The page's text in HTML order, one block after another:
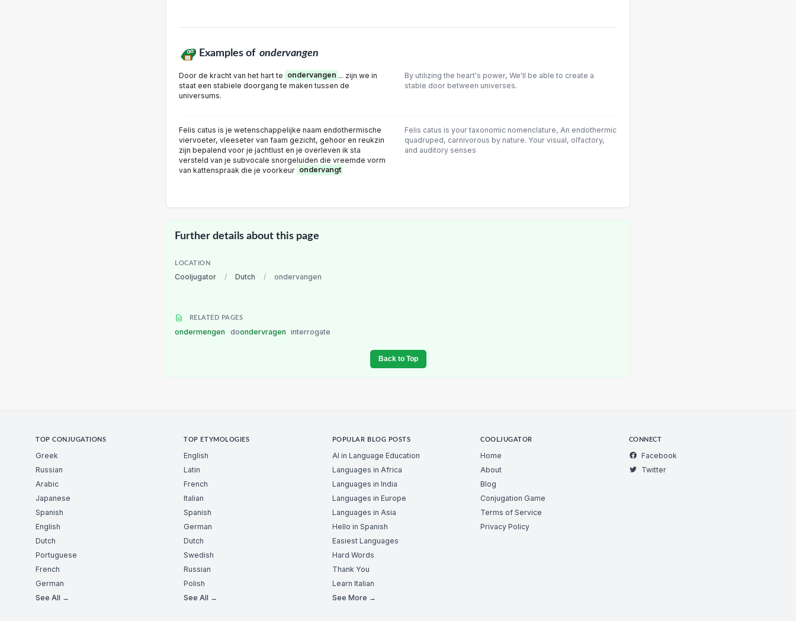
Examples of ondervangen
Door de kracht van het hart te ondervangen ... zijn we in
staat een stabiele doorgang te maken tussen de
universums.
By utilizing the heart's power, We'll be able to create a
stable door between universes.
Felis catus is je wetenschappelijke naam endothermische
viervoeter, vleeseter van faam gezicht, gehoor en reukzin
zijn bepalend voor je jachtlust en je overleven ik sta
versteld van je subvocale snorgeluiden die vreemde vorm
van kattenspraak die je voorkeur ondervangt
Felis catus is your taxonomic nomenclature, An endothermic
quadruped, carnivorous by nature. Your visual, olfactory,
and auditory senses
Further details about this page
LOCATION
Cooljugator / Dutch / ondervangen
RELATED PAGES
ondermengen doondervragen interrogate
Back to Top
TOP CONJUGATIONS
Greek
Russian
Arabic
Japanese
Spanish
English
Dutch
Portuguese
French
German
See All →
TOP ETYMOLOGIES
English
Latin
French
Italian
Spanish
German
Dutch
Swedish
Russian
Polish
See All →
POPULAR BLOG POSTS
AI in Language Education
Languages in Africa
Languages in India
Languages in Europe
Languages in Asia
Hello in Spanish
Easiest Languages
Hard Words
Thank You
Learn Italian
See More →
COOLJUGATOR
Home
About
Blog
Conjugation Game
Terms of Service
Privacy Policy
CONNECT
Facebook
Twitter